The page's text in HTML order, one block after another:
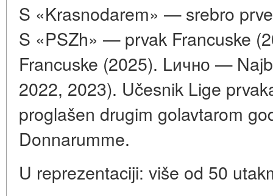
S «Krasnodarem» — srebro
S «PSZh» — prvak Francuske
Francuske (2025). Lично —
2022, 2023). Učesnik Lige
proglašen drugim golavtarom
Donnarumme.
U reprezentaciji: više od 50